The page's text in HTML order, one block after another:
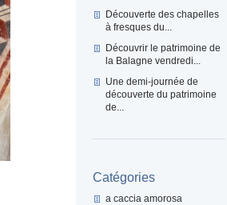
Découverte des chapelles
à fresques du...
Découvrir le patrimoine de
la Balagne vendredi...
Une demi-journée de
découverte du patrimoine
de...
Catégories
a caccia amorosa